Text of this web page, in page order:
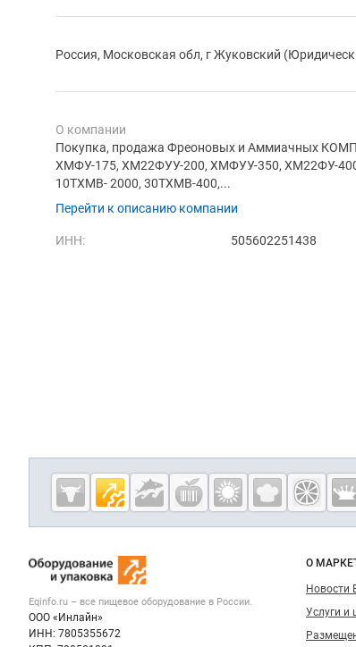
Россия, Московская обл, г Жуковский
О компании
Покупка, продажа Фреоновых и Аммиачных
ХМФУ-175, ХМ22ФУУ-200, ХМФУУ-350, ХМ22ФУ-
10ТХМВ- 2000, 30ТХМВ-400,...
Перейти к описанию компании
ИНН: 505602251438
Дополнительная информация
Cсылки на полезные проекты
Eqinfo.ru —
пищевое
и упаковка
Важные разделы и контакты
Eqinfo.ru – все пищевое оборудование в России.
ООО «Инлайн»
ИНН: 7805355672
О
Новости
Услуги и